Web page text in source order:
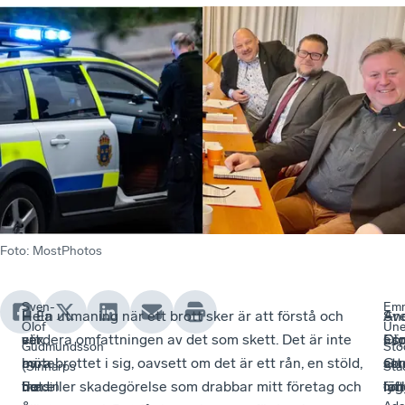
Foto: MostPhotos
Hela
sex
av
tio
I
ett
möte
med
Sven-
Olof
Gudmundsson
(Sinnarps
Bensin
– En utmaning när ett brott sker är att förstå och
värdera omfattningen av det som skett. Det är inte
bara brottet i sig, oavsett om det är ett rån, en stöld,
hot eller skadegörelse som drabbar mitt företag och
och
–
För
att